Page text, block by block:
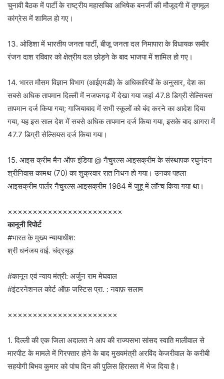
चुनावी बैठक में पार्टी के राष्ट्रीय महासचिव अभिषेक बनर्जी की मौजूदगी में तृणमूल
कांग्रेस में शामिल हो गए।
13. ओडिशा में भारतीय जनता पार्टी, बीजू जनता दल निमापारा के विधायक समीर
रंजन दाश रविवार को क्षेत्रीय दल छोड़ने के बाद भाजपा में शामिल हो गए।
14. भारत मौसम विज्ञान विभाग (आईएमडी) के अधिकारियों के अनुसार, देश का
सबसे अधिक तापमान दिल्ली में नजफगढ़ में देखा गया जहां 47.8 डिग्री सेल्सियस
तापमान दर्ज किया गया; गाजियाबाद में सभी स्कूलों को बंद करने का आदेश दिया
गया, यह इस साल देश में सबसे अधिक तापमान दर्ज किया गया, इसके बाद आगरा में
47.7 डिग्री सेल्सियस दर्ज किया गया।
15. आइस क्रीम मैन ऑफ इंडिया @ नैचुरल्स आइसक्रीम के संस्थापक रघुनंदन
श्रीनिवास कामथ (70) का शुक्रवार रात निधन हो गया। उनका पहला
आइसक्रीम पार्लर नैचुरल्स आइसक्रीम 1984 में जुहू में लॉन्च किया गया था।
×××××××××××××××××××××××
कानूनी रिपोर्ट
#भारत के मुख्य न्यायाधीश:
श्री धनंजय वाई. चंद्रचूड़
#कानून एवं न्याय मंत्री: अर्जुन राम मेघवाल
#इंटरनेशनल कोर्ट ऑफ़ जस्टिस प्रा. : नवाफ़ सलाम
××××××××××××××××××××××
1. दिल्ली की एक जिला अदालत ने आप की राज्यसभा सांसद स्वाति मालीवाल से
मारपीट के मामले में गिरफ्तार होने के बाद मुख्यमंत्री अरविंद केजरीवाल के करीबी
सहयोगी बिभव कुमार को पांच दिन की पुलिस हिरासत में भेज दिया है।